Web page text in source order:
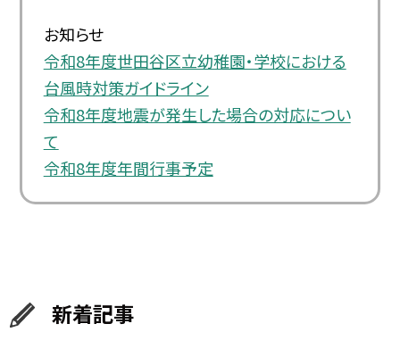
お知らせ
令和8年度世田谷区立幼稚園・学校における
台風時対策ガイドライン
令和8年度地震が発生した場合の対応につい
て
令和8年度年間行事予定
新着記事